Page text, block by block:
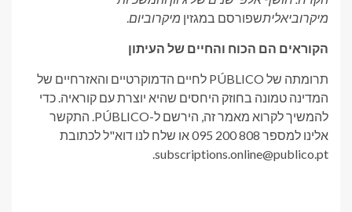
מיקרוביאליתשפורסם במגזין מיקרוביום.
הקוראים הם הכוח והחיים של העיתון
תרומתה של PÚBLICO לחיים הדמוקרטיים והאזרחיים של
המדינה טמונה בחוזק היחסים שהיא יוצרת עם קוראיה. כדי
להמשיך לקרוא מאמר זה, הירשם ל-PÚBLICO. התקשר
אלינו למספר 808 200 095 או שלח לנו דוא"ל לכתובת
subscriptions.online@publico.pt.